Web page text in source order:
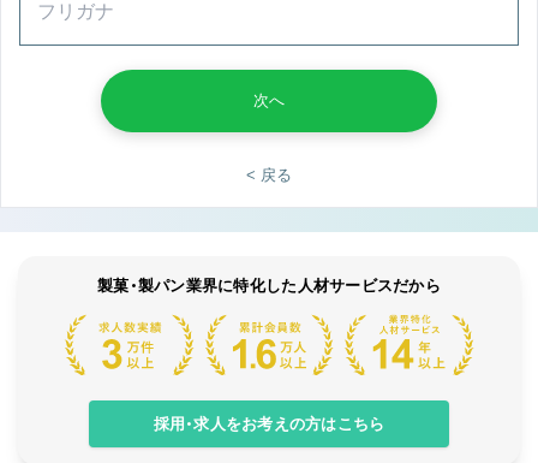
次へ
< 戻る
製菓・製パン業界に特化した人材サービスだから
採用・求人をお考えの方はこちら